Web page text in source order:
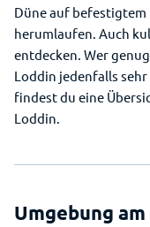
Düne auf
herumlaufen. Auch
entdecken. Wer
Loddin jedenfalls
findest du eine
Loddin.
Umgebung